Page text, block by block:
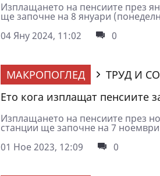
Изплащането на пенсиите през
ще започне на 8 януари
04 Яну 2024, 11:02
0
МАКРОПОГЛЕД
ТРУД И
Ето кога изплащат пенсиите
Изплащането на пенсиите през
станции ще започне на 7
01 Ное 2023, 12:09
0